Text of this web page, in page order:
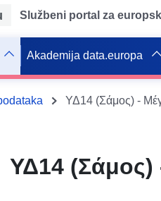
Službeni portal za
Akademija data.europa
ΥΔ14 (Σάμος) -
ΥΔ14 (Σάμος)